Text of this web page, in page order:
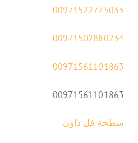
00971522775033
00971502880234
00971561101863
00971561101863
سطحة فل داون